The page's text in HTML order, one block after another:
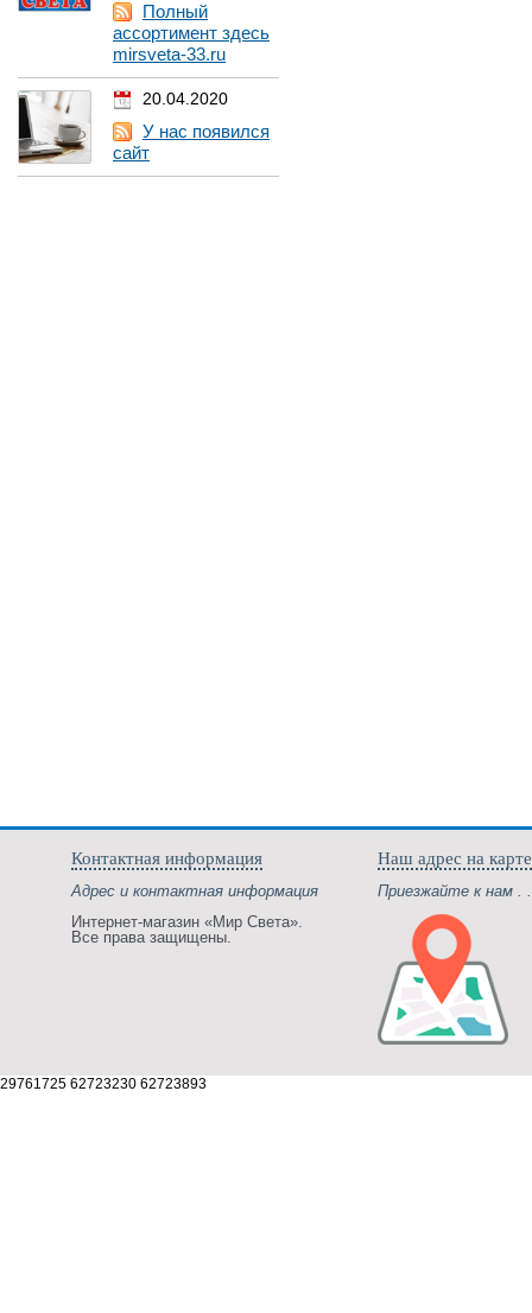
Полный
ассортимент здесь
mirsveta-33.ru
20.04.2020
У нас появился
сайт
Контактная информация
Адрес и контактная информация
Интернет-магазин «Мир Света».
Все права защищены.
Наш адрес на карте
Приезжайте к нам .
29761725 62723230 62723893